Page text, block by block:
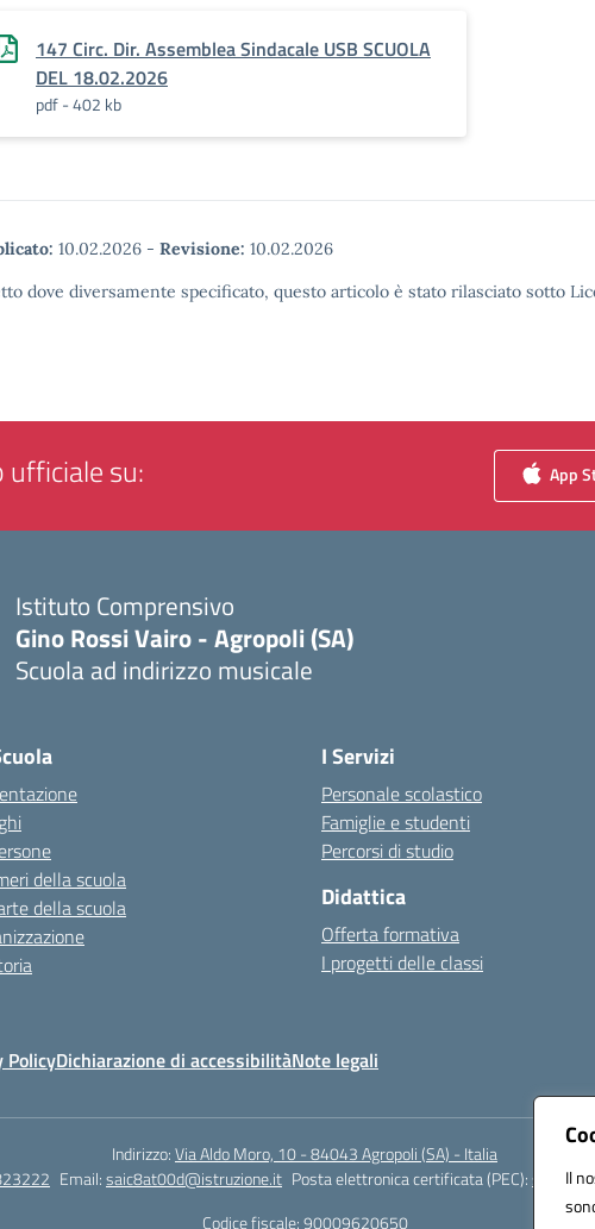
Il
147 Circ. Dir. Assemblea Sindacale USB SCUOLA
DEL 18.02.2026
pdf - 402 kb
10.02.2026 - Revisione: 10.02.2026
dove diversamente specificato, questo articolo è stato rilasciato sotto
ufficiale su: App
Istituto Comprensivo
Gino Rossi Vairo - Agropoli (SA)
Scuola ad indirizzo musicale
della scuola
della scuola
I Servizi
Personale scolastico
Famiglie e studenti
Percorsi di studio
Didattica
Offerta formativa
I progetti delle classi
PolicyDichiarazione di accessibilitàNote legali
Indirizzo:Via Aldo Moro, 10 - 84043 Agropoli (SA) - Italia
Email:saic8at00d@istruzione.it Posta elettronica certificata (PEC):
Codice fiscale: 90009620650